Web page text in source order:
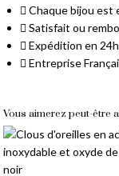
Livraison
Chaque bijou est
Satisfait ou
Expédition en
Entreprise
Vous aimerez peut-être